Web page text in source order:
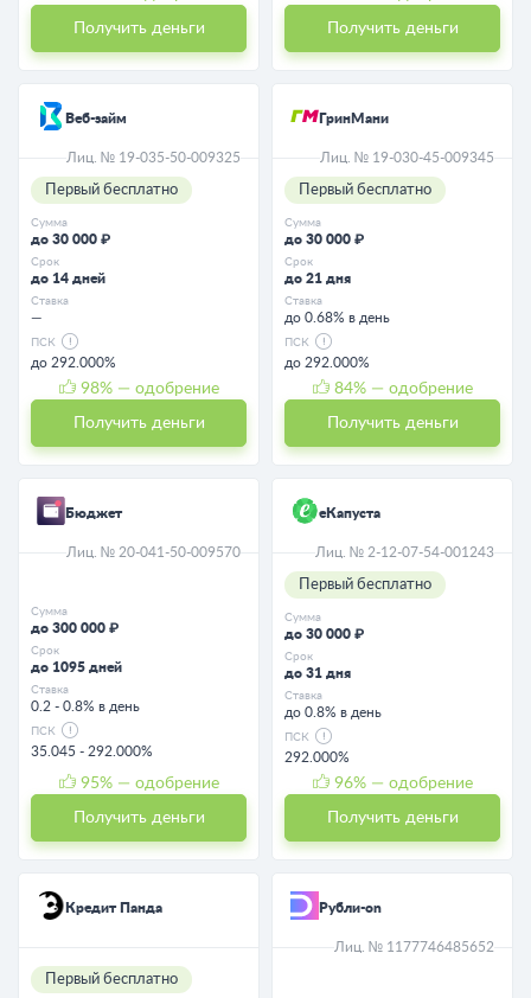
Получить деньги Получить деньги
Веб-займ
Лиц. № 19-035-50-009325
Первый бесплатно
Сумма
до 30 000 ₽
Срок
до 14 дней
Ставка
—
ПСК
до 292.000%
98% — одобрение
Получить деньги
ГринМани
Лиц. № 19-030-45-009345
Первый бесплатно
Сумма
до 30 000 ₽
Срок
до 21 дня
Ставка
до 0.68% в день
ПСК
до 292.000%
84% — одобрение
Получить деньги
Бюджет
Лиц. № 20-041-50-009570
Сумма
до 300 000 ₽
Срок
до 1095 дней
Ставка
0.2 - 0.8% в день
ПСК
35.045 - 292.000%
95% — одобрение
Получить деньги
еКапуста
Лиц. № 2-12-07-54-001243
Первый бесплатно
Сумма
до 30 000 ₽
Срок
до 31 дня
Ставка
до 0.8% в день
ПСК
292.000%
96% — одобрение
Получить деньги
Кредит Панда
Первый бесплатно
Рубли-on
Лиц. № 1177746485652